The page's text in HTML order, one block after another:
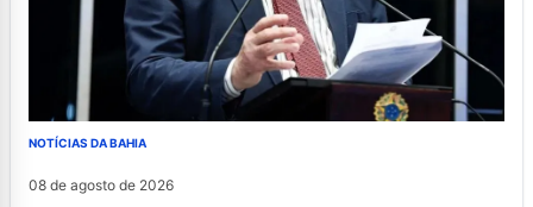
NOTÍCIAS DA BAHIA
08 de agosto de 2026